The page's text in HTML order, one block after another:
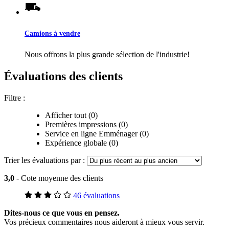
Camions à vendre
Nous offrons la plus grande sélection de l'industrie!
Évaluations des clients
Filtre :
Afficher tout (0)
Premières impressions (0)
Service en ligne Emménager (0)
Expérience globale (0)
Trier les évaluations par :
3,0 - Cote moyenne des clients
46 évaluations
Dites-nous ce que vous en pensez.
Vos précieux commentaires nous aideront à mieux vous servir.